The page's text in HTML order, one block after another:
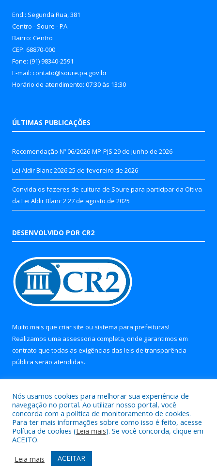
End.: Segunda Rua, 381
Centro - Soure - PA
Bairro: Centro
CEP: 68870-000
Fone: (91) 98340-2591
E-mail: contato@soure.pa.gov.br
Horário de atendimento: 07:30 às 13:30
ÚLTIMAS PUBLICAÇÕES
Recomendação Nº 06/2026-MP-PJS 29 de junho de 2026
Lei Aldir Blanc 202625 de fevereiro de 2026
Convida os fazeres de cultura de Soure para participar da Oitiva
da Lei Aldir Blanc 227 de agosto de 2025
DESENVOLVIDO POR CR2
Muito mais que criar site ou sistema para prefeituras!
Realizamos uma assessoria completa, onde garantimos em
contrato que todas as exigências das leis de transparência
pública serão atendidas.
Todos os direitos reservados a Prefeitura Municipal de Soure.
Mapa do Site
Acessar Área Administrativa
Acessar Webmail
Nós usamos cookies para melhorar sua experiência de
navegação no portal. Ao utilizar nosso portal, você
concorda com a política de monitoramento de cookies.
Para ter mais informações sobre como isso é feito, acesse
Política de cookies (Leia mais). Se você concorda, clique em
ACEITO.
Leia mais
ACEITAR